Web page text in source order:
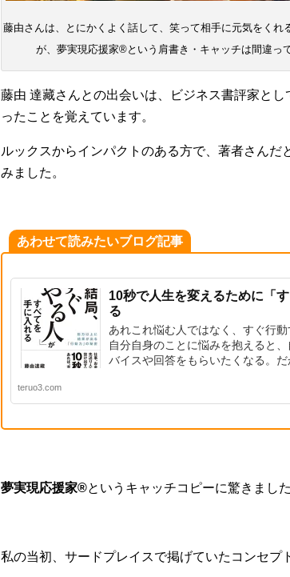
藤由さんは、とにかくよく話して、笑って相手に元気をくれ
が、夢実現応援家®︎という肩書き・キャッチは間違っ
藤由 達藏さんとの出会いは、ビジネス書評家と
ったことを覚えています。
ルックスからインパクトのある方で、著者さん
みました。
あわせて読みたいブログ記事
10秒で人生を変えるために「
る
あれこれ悩む人ではなく、すぐ行
自分自身のことに悩みを抱えると
バイスや回答をもらいたくなる。だ
teruo3.com
夢実現応援家®︎というキャッチコピーに驚きました
私の当初、サードプレイスで掲げていたコンセプ